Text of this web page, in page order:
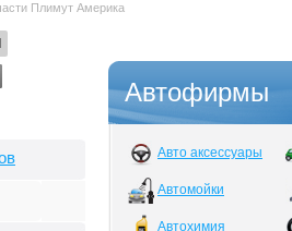
Плимут Америка
Автофирмы
Авто аксессуары
Автомойки
Автохимия